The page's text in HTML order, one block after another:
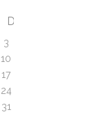
D
3
10
17
24
31